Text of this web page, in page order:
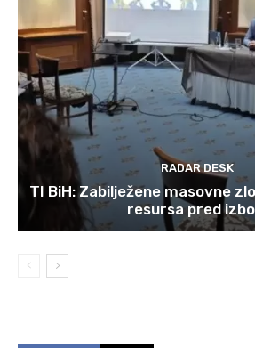
RADAR DESK
TI BiH: Zabilježene masovne
resursa pred